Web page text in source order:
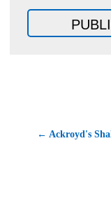
← Ackroyd's